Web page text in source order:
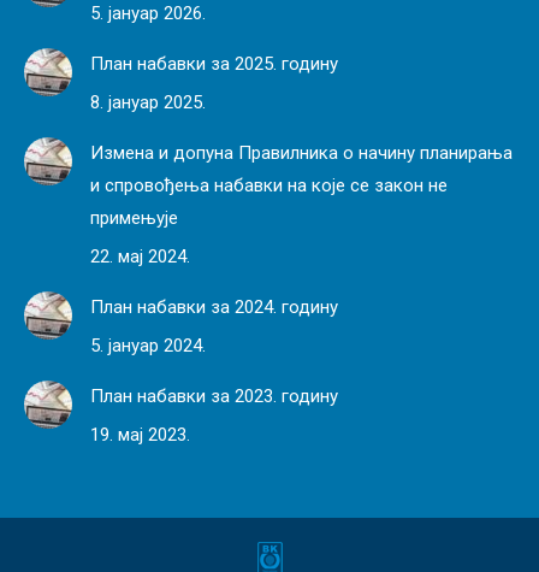
5. јануар 2026.
План набавки за 2025. годину
8. јануар 2025.
Измена и допуна Правилника о начину планирања
и спровођења набавки на које се закон не
примењује
22. мај 2024.
План набавки за 2024. годину
5. јануар 2024.
План набавки за 2023. годину
19. мај 2023.